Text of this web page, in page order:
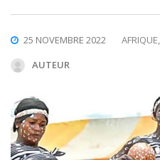
25 NOVEMBRE 2022 AFRIQUE,
AUTEUR